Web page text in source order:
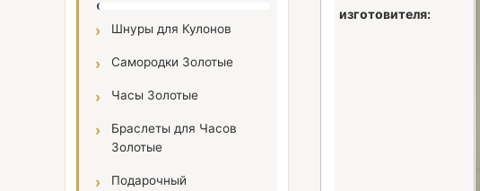
Шнуры для Кулонов
Самородки Золотые
Часы Золотые
Браслеты для Часов
Золотые
Подарочный
изготовителя: